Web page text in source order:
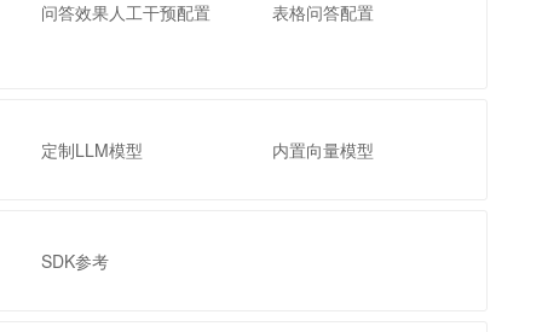
问答效果人工干预配置 表格问答配置
定制LLM模型 内置向量模型
SDK参考